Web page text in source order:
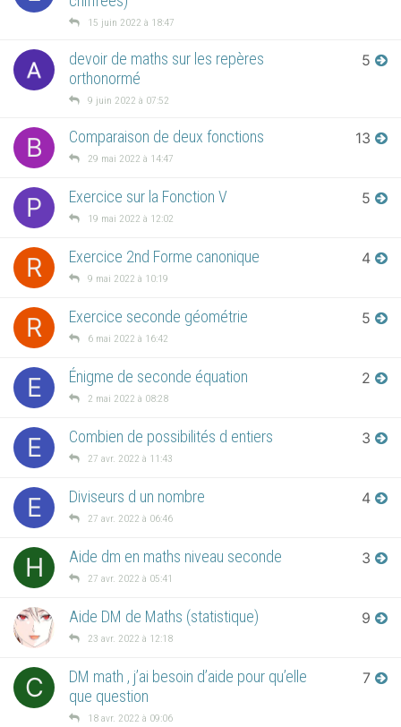
15 juin 2022 à 18:47
devoir de maths sur les repères
orthonormé
9 juin 2022 à 07:52
5
B Comparaison de deux fonctions
29 mai 2022 à 14:47
13
P Exercice sur la Fonction V
19 mai 2022 à 12:02
5
R Exercice 2nd Forme canonique
9 mai 2022 à 10:19
4
R Exercice seconde géométrie
6 mai 2022 à 16:42
5
E Énigme de seconde équation
2 mai 2022 à 08:28
2
E Combien de possibilités d entiers
27 avr. 2022 à 11:43
3
E Diviseurs d un nombre
27 avr. 2022 à 06:46
4
H Aide dm en maths niveau seconde
27 avr. 2022 à 05:41
3
Aide DM de Maths (statistique)
23 avr. 2022 à 12:18
9
C
DM math , j’ai besoin d’aide pour qu’elle
que question
18 avr. 2022 à 09:06
7